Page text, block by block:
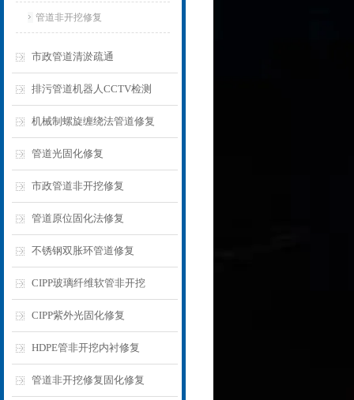
管道非开挖修复
市政管道清淤疏通
排污管道机器人CCTV检测
机械制螺旋缠绕法管道修复
管道光固化修复
市政管道非开挖修复
管道原位固化法修复
不锈钢双胀环管道修复
CIPP玻璃纤维软管非开挖
CIPP紫外光固化修复
HDPE管非开挖内衬修复
管道非开挖修复固化修复